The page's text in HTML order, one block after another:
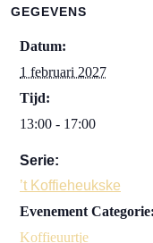
GEGEVENS
Datum:
1 februari 2027
Tijd:
13:00 - 17:00
Serie:
’t Koffieheukske
Evenement Categorie:
Koffieuurtje